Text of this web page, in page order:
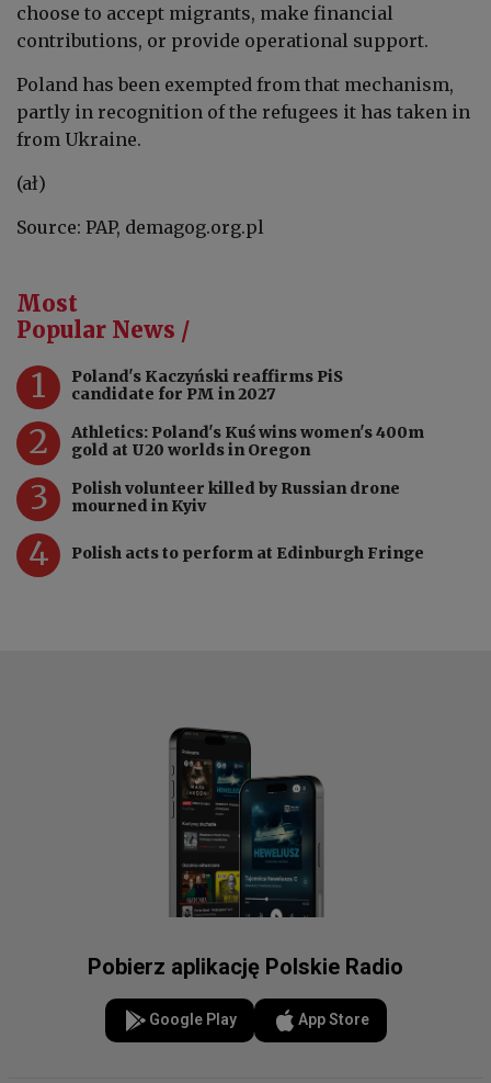
choose to accept migrants, make financial
contributions, or provide operational support.
Poland has been exempted from that mechanism,
partly in recognition of the refugees it has taken in
from Ukraine.
(ał)
Source: PAP, demagog.org.pl
Most
Popular News /
1
Poland's Kaczyński reaffirms PiS
candidate for PM in 2027
2
Athletics: Poland's Kuś wins women's 400m
gold at U20 worlds in Oregon
3
Polish volunteer killed by Russian drone
mourned in Kyiv
4 Polish acts to perform at Edinburgh Fringe
Pobierz aplikację Polskie Radio
Google Play App Store